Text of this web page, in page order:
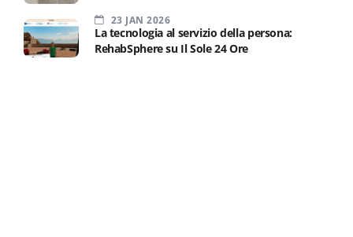
23 JAN 2026
La tecnologia al servizio della persona:
RehabSphere su Il Sole 24 Ore